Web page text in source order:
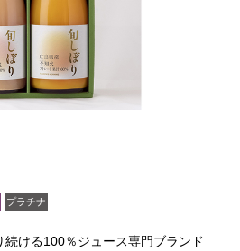
プラチナ
ける100％ジュース専門ブランド